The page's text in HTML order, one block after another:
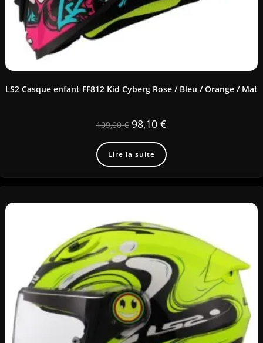
LS2 Casque enfant FF812 Kid Cyberg Rose / Bleu / Orange / Mat
109,00€ 98,10 €
Lire la suite